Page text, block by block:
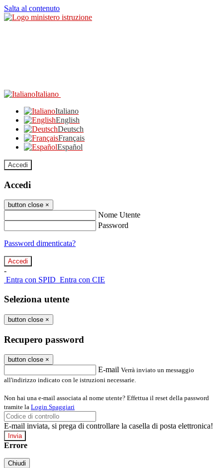
Salta al contenuto
Italiano
Italiano
English
Deutsch
Français
Español
Accedi
Accedi
button close ×
Nome Utente
Password
Password dimenticata?
-
Entra con SPID Entra con CIE
Seleziona utente
button close ×
Recupero password
button close ×
E-mail Verrà inviato un messaggio
all'indirizzo indicato con le istruzioni necessarie.
Non hai una e-mail associata al nome utente? Effettua il reset della password
tramite la Login Spaggiari
E-mail inviata, si prega di controllare la casella di posta elettronica!
Errore
Chiudi